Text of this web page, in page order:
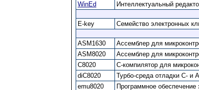
WinEd
Интеллектуальный
E-key Семейство электронных
ASM1630
Ассемблер для
ASM8020
Ассемблер для
C8020
C-компилятор для
diC8020
Турбо-среда отладки С- и
emu8020
Программное